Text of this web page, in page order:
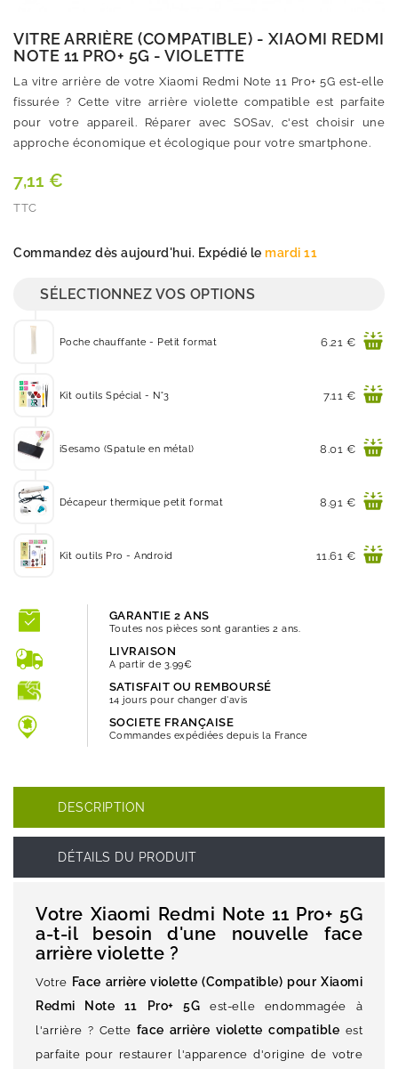
VITRE ARRIÈRE (COMPATIBLE) - XIAOMI REDMI
NOTE 11 PRO+ 5G - VIOLETTE
La vitre arrière de votre Xiaomi Redmi Note 11 Pro+ 5G est-elle
fissurée ? Cette vitre arrière violette compatible est parfaite
pour votre appareil. Réparer avec SOSav, c'est choisir une
approche économique et écologique pour votre smartphone.
7,11 €
TTC
Commandez dès aujourd'hui. Expédié le mardi 11
SÉLECTIONNEZ VOS OPTIONS
Poche chauffante - Petit format Prix
6.21 €
Kit outils Spécial - N°3 Prix
7.11 €
iSesamo (Spatule en métal) Prix
8.01 €
Décapeur thermique petit format Prix
8.91 €
Kit outils Pro - Android Prix
11.61 €
GARANTIE 2 ANS
Toutes nos pièces sont garanties 2 ans.
LIVRAISON
A partir de 3.99€
SATISFAIT OU REMBOURSÉ
14 jours pour changer d'avis
SOCIETE FRANÇAISE
Commandes expédiées depuis la France
DESCRIPTION
DÉTAILS DU PRODUIT
Votre Xiaomi Redmi Note 11 Pro+ 5G
a-t-il besoin d'une nouvelle face
arrière violette ?
Votre Face arrière violette (Compatible) pour Xiaomi
Redmi Note 11 Pro+ 5G est-elle endommagée à
l'arrière ? Cette face arrière violette compatible est
parfaite pour restaurer l'apparence d'origine de votre